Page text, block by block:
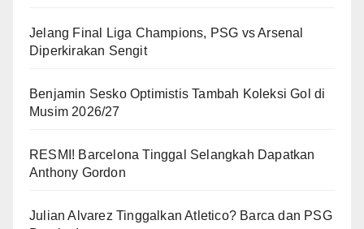
Jelang Final Liga Champions, PSG vs Arsenal
Diperkirakan Sengit
Benjamin Sesko Optimistis Tambah Koleksi Gol di
Musim 2026/27
RESMI! Barcelona Tinggal Selangkah Dapatkan
Anthony Gordon
Julian Alvarez Tinggalkan Atletico? Barca dan PSG